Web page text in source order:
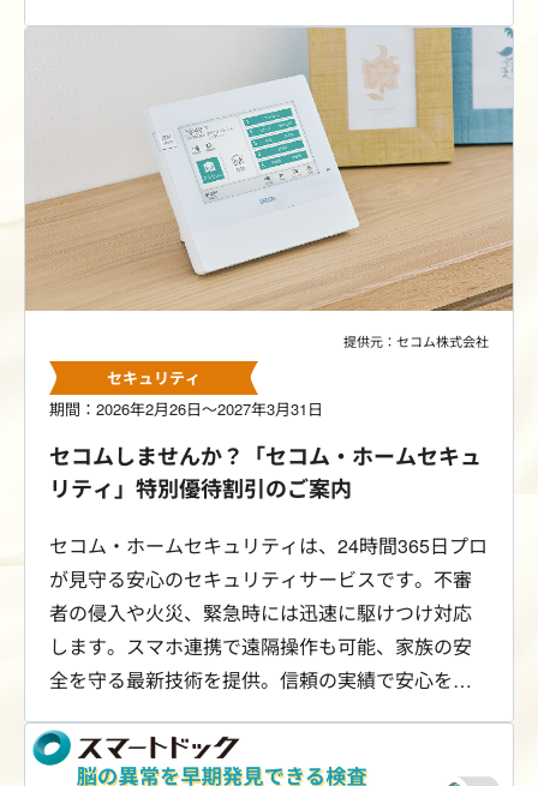
提供元：セコム株式会社
セキュリティ
期間：2026年2月26日～2027年3月31日
セコムしませんか？「セコム・ホームセキュ
リティ」特別優待割引のご案内
セコム・ホームセキュリティは、24時間365日プロ
が見守る安心のセキュリティサービスです。不審
者の侵入や火災、緊急時には迅速に駆けつけ対応
します。スマホ連携で遠隔操作も可能、家族の安
全を守る最新技術を提供。信頼の実績で安心をお